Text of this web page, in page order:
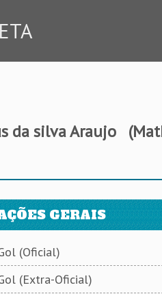
da silva Araujo
GERAIS
(Oficial)
(Extra-Oficial)